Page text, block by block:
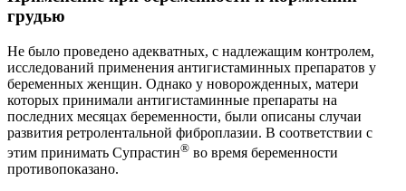
грудью
Не было проведено адекватных, с надлежащим контролем,
исследований применения антигистаминных препаратов у
беременных женщин. Однако у новорожденных, матери
которых принимали антигистаминные препараты на
последних месяцах беременности, были описаны случаи
развития ретролентальной фиброплазии. В соответствии с
этим принимать Супрастин® во время беременности
противопоказано.